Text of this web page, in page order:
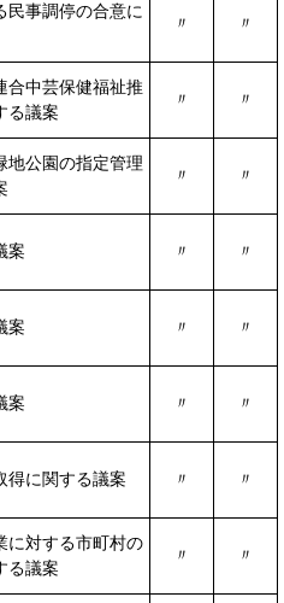
民事調停の合意に
〃 〃
合中芸保健福祉推
る議案
〃 〃
地公園の指定管理
〃 〃
案 〃 〃
案 〃 〃
案 〃 〃
得に関する議案 〃 〃
に対する市町村の
る議案
〃 〃